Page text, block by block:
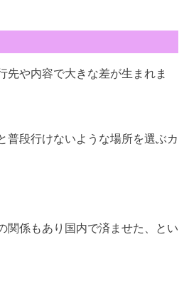
先や内容で大きな差が生まれま
普段行けないような場所を選ぶカ
関係もあり国内で済ませた、とい